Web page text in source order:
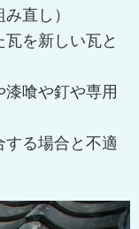
直し）
瓦を新しい瓦と
漆喰や釘や専用
る場合と不適